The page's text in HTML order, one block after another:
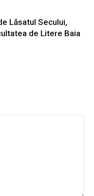
Lăsatul Secului,
de Litere Baia